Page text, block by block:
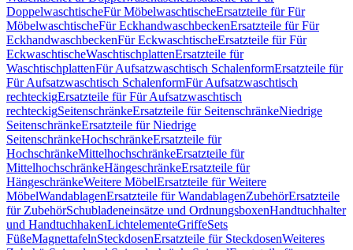
DoppelwaschtischeFür MöbelwaschtischeErsatzteile für Für
MöbelwaschtischeFür EckhandwaschbeckenErsatzteile für Für
EckhandwaschbeckenFür EckwaschtischeErsatzteile für Für
EckwaschtischeWaschtischplattenErsatzteile für
WaschtischplattenFür Aufsatzwaschtisch SchalenformErsatzteile für
Für Aufsatzwaschtisch SchalenformFür Aufsatzwaschtisch
rechteckigErsatzteile für Für Aufsatzwaschtisch
rechteckigSeitenschränkeErsatzteile für SeitenschränkeNiedrige
SeitenschränkeErsatzteile für Niedrige
SeitenschränkeHochschränkeErsatzteile für
HochschränkeMittelhochschränkeErsatzteile für
MittelhochschränkeHängeschränkeErsatzteile für
HängeschränkeWeitere MöbelErsatzteile für Weitere
MöbelWandablagenErsatzteile für WandablagenZubehörErsatzteile
für ZubehörSchubladeneinsätze und OrdnungsboxenHandtuchhalter
und HandtuchhakenLichtelementeGriffeSets
FüßeMagnettafelnSteckdosenErsatzteile für SteckdosenWeiteres